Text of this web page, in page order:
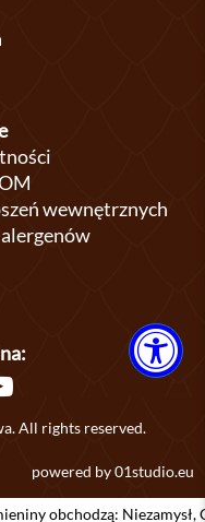
wewnętrznych
All rights reserved.
powered by01studio.eu
Niezamysł, Cyriak,